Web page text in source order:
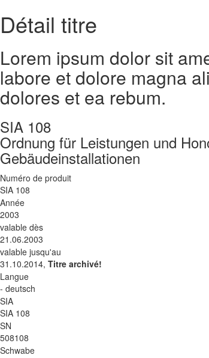
Détail titre
Lorem ipsum dolor sit
labore et dolore magna
dolores et ea rebum.
SIA 108
Ordnung für Leistungen und
Gebäudeinstallationen
Numéro de produit
SIA 108
Année
2003
valable dès
21.06.2003
valable jusqu'au
31.10.2014, Titre archivé!
Langue
- deutsch
SIA
SIA 108
SN
508108
Schwabe